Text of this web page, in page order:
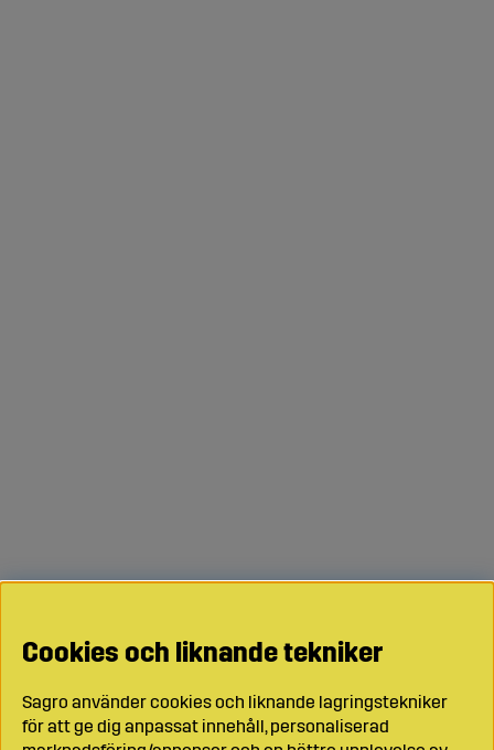
Cookies och liknande tekniker
Sagro använder cookies och liknande lagringstekniker
för att ge dig anpassat innehåll, personaliserad